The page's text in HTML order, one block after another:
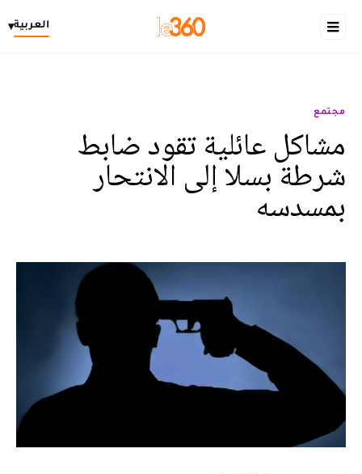
العربية▾
مجتمع
مشاكل عائلية تقود ضابط
شرطة بسلا إلى الانتحار
بمسدسه